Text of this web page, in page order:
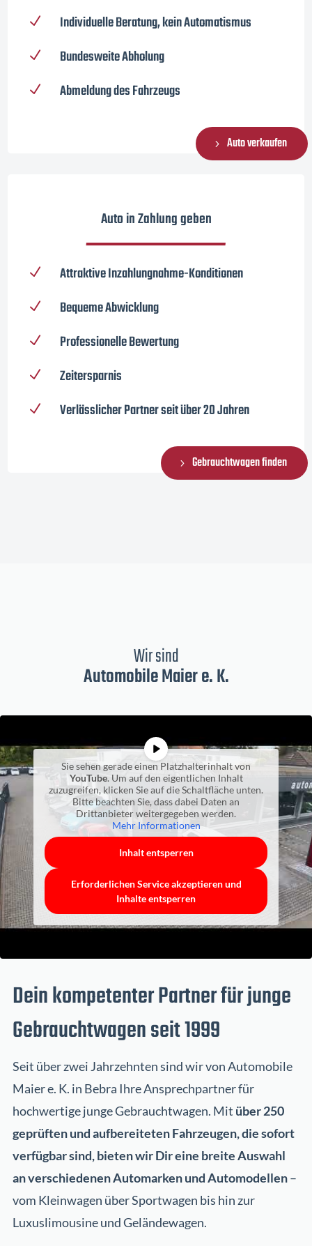
N Individuelle Beratung, kein Automatismus
N Bundesweite Abholung
N Abmeldung des Fahrzeugs
Auto verkaufen
Auto in Zahlung geben
N Attraktive Inzahlungnahme-Konditionen
N Bequeme Abwicklung
N Professionelle Bewertung
N Zeitersparnis
N Verlässlicher Partner seit über 20 Jahren
Gebrauchtwagen finden
Wir sind
Automobile Maier e. K.
Sie sehen gerade einen Platzhalterinhalt von
YouTube. Um auf den eigentlichen Inhalt
zuzugreifen, klicken Sie auf die Schaltfläche unten.
Bitte beachten Sie, dass dabei Daten an
Drittanbieter weitergegeben werden.
Mehr Informationen
Inhalt entsperren
Erforderlichen Service akzeptieren und
Inhalte entsperren
Dein kompetenter Partner für junge
Gebrauchtwagen seit 1999
Seit über zwei Jahrzehnten sind wir von Automobile
Maier e. K. in Bebra Ihre Ansprechpartner für
hochwertige junge Gebrauchtwagen. Mit über 250
geprüften und aufbereiteten Fahrzeugen, die sofort
verfügbar sind, bieten wir Dir eine breite Auswahl
an verschiedenen Automarken und Automodellen–
vom Kleinwagen über Sportwagen bis hin zur
Luxuslimousine und Geländewagen.